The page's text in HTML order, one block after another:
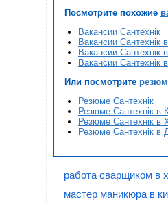
Посмотрите похожие
Вакансии Сантехнік
Вакансии Сантехнік
Вакансии Сантехнік
Вакансии Сантехнік
Или посмотрите
Резюме Сантехнік
Резюме Сантехнік в
Резюме Сантехнік в
Резюме Сантехнік в
работа сварщиком в
мастер маникюра в